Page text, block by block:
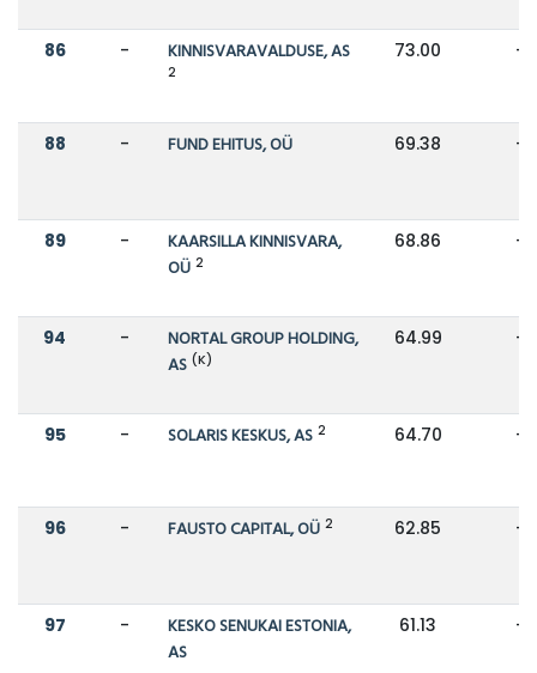
86 - KINNISVARAVALDUSE, AS
2
73.00 -
88 - FUND EHITUS, OÜ 69.38 -
89 -
KAARSILLA KINNISVARA,
OÜ 2
68.86 -
94 -
NORTAL GROUP HOLDING,
AS (K)
64.99 -
95 - SOLARIS KESKUS, AS 2 64.70 -
96 - FAUSTO CAPITAL, OÜ 2 62.85 -
97 -
KESKO SENUKAI ESTONIA,
AS
61.13 -